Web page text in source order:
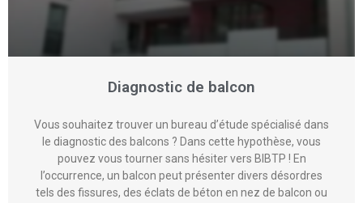
Diagnostic de balcon
Vous souhaitez trouver un bureau d’étude spécialisé dans
le diagnostic des balcons ? Dans cette hypothèse, vous
pouvez vous tourner sans hésiter vers BIBTP ! En